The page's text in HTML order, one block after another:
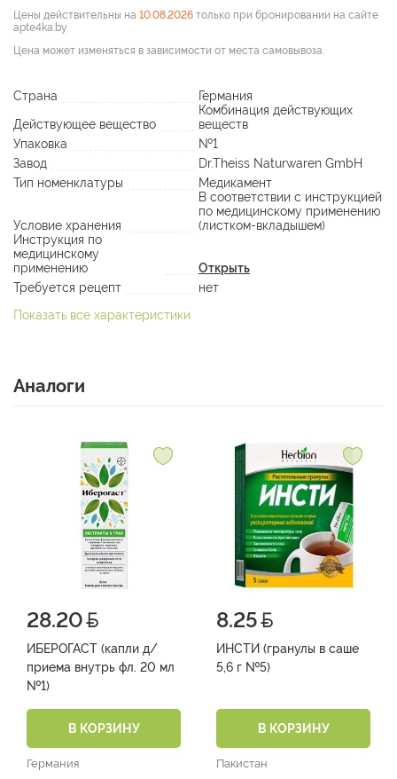
Цены действительны на 10.08.2026 только при бронировании на сайте
apte4ka.by
Цена может изменяться в зависимости от места самовывоза.
Страна
Германия
Действующее вещество
Комбинация действующих
веществ
Упаковка
№1
Завод
Dr.Theiss Naturwaren GmbH
Тип номенклатуры
Медикамент
Условие хранения
В соответствии с инструкцией
по медицинскому применению
(листком-вкладышем)
Инструкция по
медицинскому
применению
Открыть
Требуется рецепт
нет
Показать все характеристики
Аналоги
28.20
ИБЕРОГАСТ (капли д/
приема внутрь фл. 20 мл
№1)
В КОРЗИНУ
Германия
8.25
ИНСТИ (гранулы в саше
5,6 г №5)
В КОРЗИНУ
Пакистан